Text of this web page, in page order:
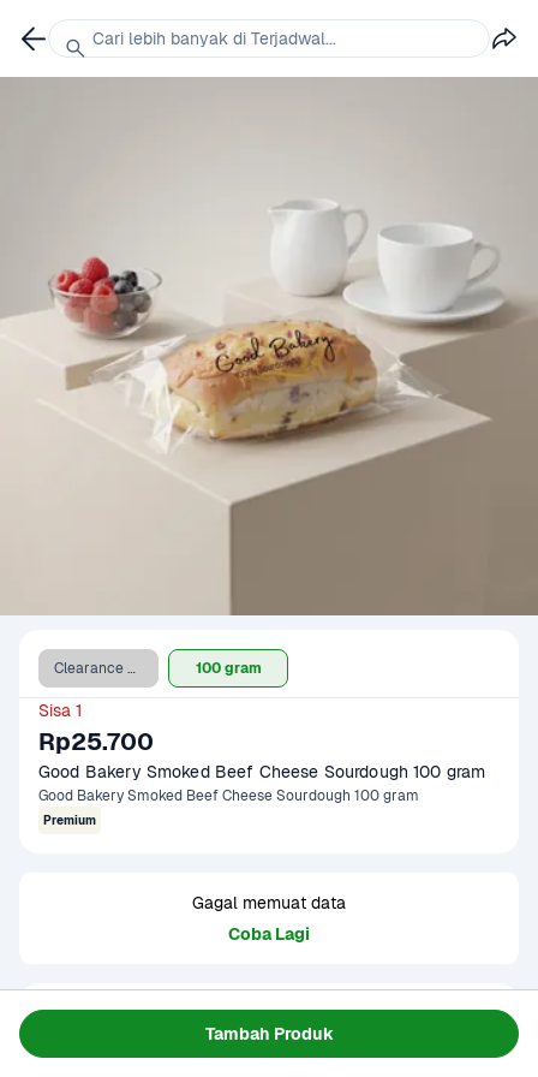
Tambah Produk
Clearance Sale 100 gram
Sisa 1
Rp25.700
Good Bakery Smoked Beef Cheese Sourdough 100 gram
Good Bakery Smoked Beef Cheese Sourdough 100 gram
Premium
Gagal memuat data
Coba Lagi
Informasi Produk
Roti sourdough tanpa bahan pengawet isi smoked beef dan
Cari lebih banyak di Terjadwal...